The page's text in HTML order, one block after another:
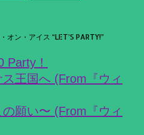
ン・アイス “LET’S PARTY!”
Party！
王国へ (From『ウィ
願い〜 (From『ウィ